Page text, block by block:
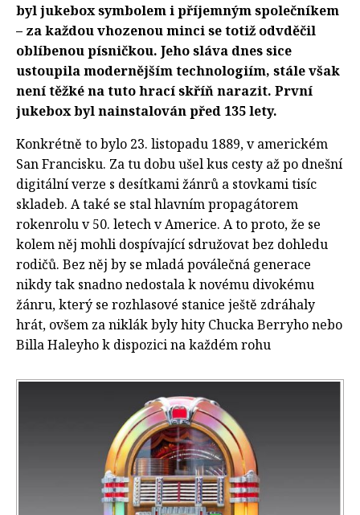
byl jukebox symbolem i příjemným společníkem
– za každou vhozenou minci se totiž odvděčil
oblíbenou písničkou. Jeho sláva dnes sice
ustoupila modernějším technologiím, stále však
není těžké na tuto hrací skříň narazit. První
jukebox byl nainstalován před 135 lety.
Konkrétně to bylo 23. listopadu 1889, v americkém
San Francisku. Za tu dobu ušel kus cesty až po dnešní
digitální verze s desítkami žánrů a stovkami tisíc
skladeb. A také se stal hlavním propagátorem
rokenrolu v 50. letech v Americe. A to proto, že se
kolem něj mohli dospívající sdružovat bez dohledu
rodičů. Bez něj by se mladá poválečná generace
nikdy tak snadno nedostala k novému divokému
žánru, který se rozhlasové stanice ještě zdráhaly
hrát, ovšem za niklák byly hity Chucka Berryho nebo
Billa Haleyho k dispozici na každém rohu